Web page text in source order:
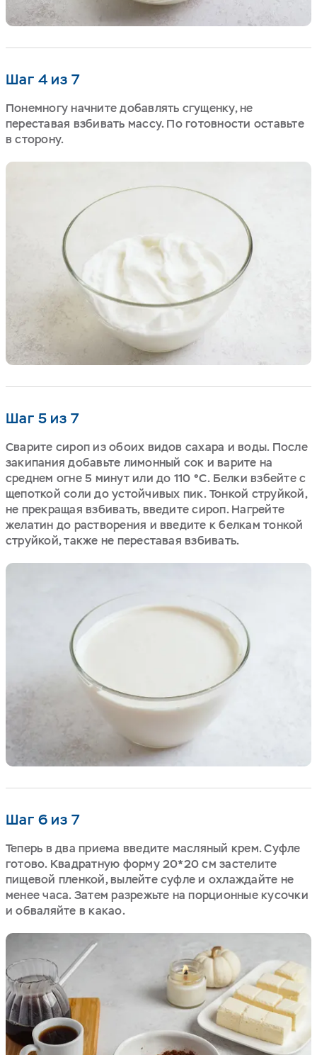
Шаг 4 из 7
Понемногу начните добавлять сгущенку, не
переставая взбивать массу. По готовности оставьте
в сторону.
Шаг 5 из 7
Сварите сироп из обоих видов сахара и воды. После
закипания добавьте лимонный сок и варите на
среднем огне 5 минут или до 110 °C. Белки взбейте с
щепоткой соли до устойчивых пик. Тонкой струйкой,
не прекращая взбивать, введите сироп. Нагрейте
желатин до растворения и введите к белкам тонкой
струйкой, также не переставая взбивать.
Шаг 6 из 7
Теперь в два приема введите масляный крем. Суфле
готово. Квадратную форму 20*20 см застелите
пищевой пленкой, вылейте суфле и охлаждайте не
менее часа. Затем разрежьте на порционные кусочки
и обваляйте в какао.